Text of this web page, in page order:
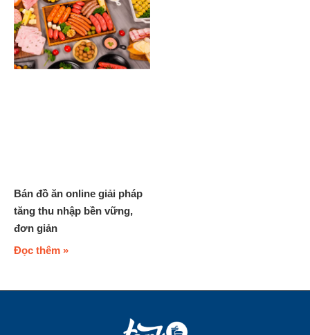
Bán đồ ăn online giải pháp
tăng thu nhập bền vững,
đơn giản
Đọc thêm »